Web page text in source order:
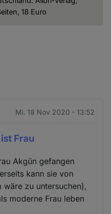
18 Euro
Mi. 18 Nov 2020 - 13:52
Frau
Akgün gefangen
kann sie von
wäre zu untersuchen),
moderne Frau leben